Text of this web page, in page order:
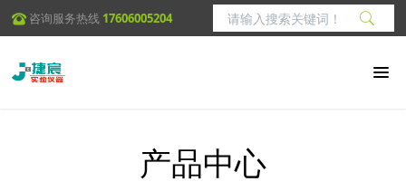
咨询服务热线 17606005204
产品中心